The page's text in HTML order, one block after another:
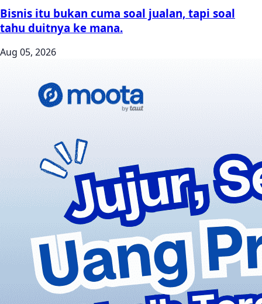
Bisnis itu bukan cuma soal jualan, tapi soal
tahu duitnya ke mana.
Aug 05, 2026